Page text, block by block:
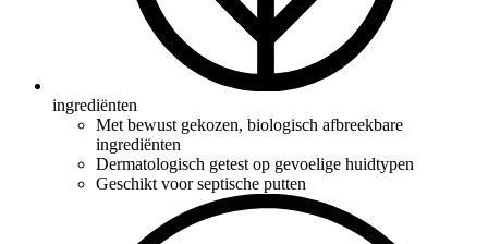
ingrediënten
Met bewust gekozen, biologisch afbreekbare
ingrediënten
Dermatologisch getest op gevoelige huidtypen
Geschikt voor septische putten